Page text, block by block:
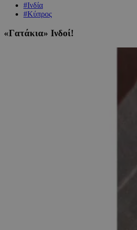
#Ινδία
#Κύπρος
«Γατάκια» Ινδοί!